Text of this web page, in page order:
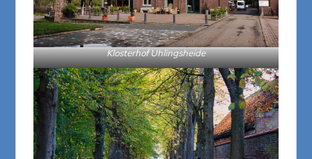
Klosterhof Uhlingsheide